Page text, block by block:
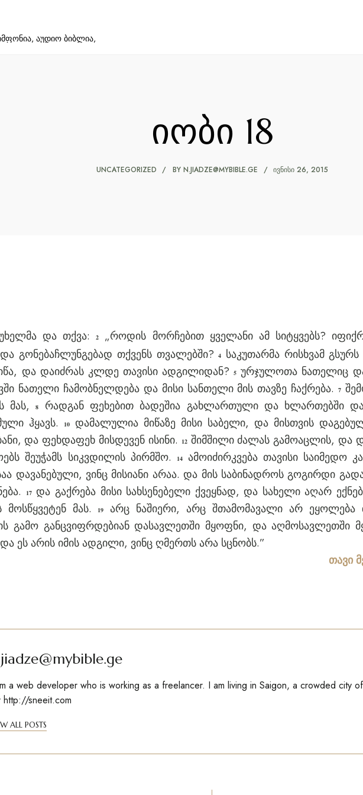
აუდიო ბიბლია,
იობი 18
UNCATEGORIZED BY N.JIADZE@MYBIBLE.GE ᲘᲕᲜᲘᲡᲘ 26, 2015
და თქვა:2 „როდის მორჩებით ყველანი ამ სიტყვებს?
გონებაჩლუნგებად თქვენს თვალებში?4
საკუთარმა რისხვამ
და დაიძრას კლდე თავისი ადგილიდან?5 ურჯულოთა ნათელიც
ნათელი ჩამობნელდება და მისი სანთელი მის თავზე ჩაქრება.7
მას,8 რადგან ფეხებით ბადეშია გახლართული და ხლართებში
ჰყავს.
10 დამალულია მიწაზე მისი საბელი, და მისთვის
და ფეხდაფეხ მისდევენ ისინი.
12შიმშილი ძალას გამოაცლის, და
შეუჭამს სიკვდილის პირმშო.
14ამოიძირკვება თავისი საიმედო
დავანებული, ვინც მისიანი არაა. და მის საბინადროს გოგირდი
17და გაქრება მისი სახსენებელი ქვეყნად, და სახელი აღარ
მას.
19
არც ნაშიერი, არც შთამომავალი არ ეყოლება
გამო განცვიფრდებიან დასავლეთში მყოფნი, და
ეს არის იმის ადგილი, ვინც ღმერთს არა სცნობს.”
თავი
a web developer who is working as a freelancer. I am living in Saigon, a crowded city
http://sneeit.com
ALL POSTS